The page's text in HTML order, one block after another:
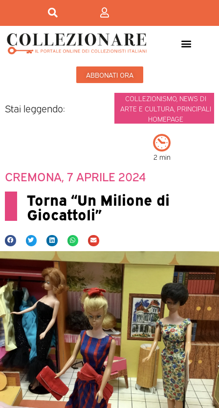
ABBONATI ORA
Stai leggendo:
COLLEZIONISMO, NEWS DI
ARTE E CULTURA, PRINCIPALI
HOMEPAGE
2 min
CREMONA, 7 APRILE 2024
Torna “Un Milione di
Giocattoli”